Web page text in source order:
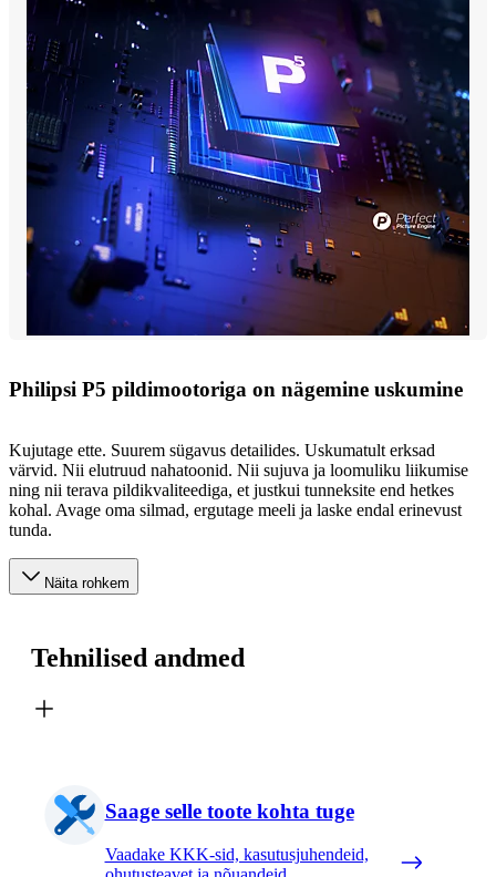
Philipsi P5 pildimootoriga on nägemine uskumine
Kujutage ette. Suurem sügavus detailides. Uskumatult erksad
värvid. Nii elutruud nahatoonid. Nii sujuva ja loomuliku liikumise
ning nii terava pildikvaliteediga, et justkui tunneksite end hetkes
kohal. Avage oma silmad, ergutage meeli ja laske endal erinevust
tunda.
Näita rohkem
Tehnilised andmed
Saage selle toote kohta tuge
Vaadake KKK-sid, kasutusjuhendeid,